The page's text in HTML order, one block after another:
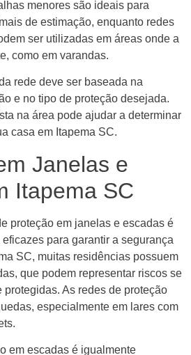
menores são ideais para
de estimação, enquanto redes
ser utilizadas em áreas onde a
como em varandas.
rede deve ser baseada na
e no tipo de proteção desejada.
na área pode ajudar a determinar
casa em Itapema SC.
Janelas e
Itapema SC
proteção em janelas e escadas é
para garantir a segurança
SC, muitas residências possuem
que podem representar riscos se
protegidas. As redes de proteção
especialmente em lares com
em escadas é igualmente